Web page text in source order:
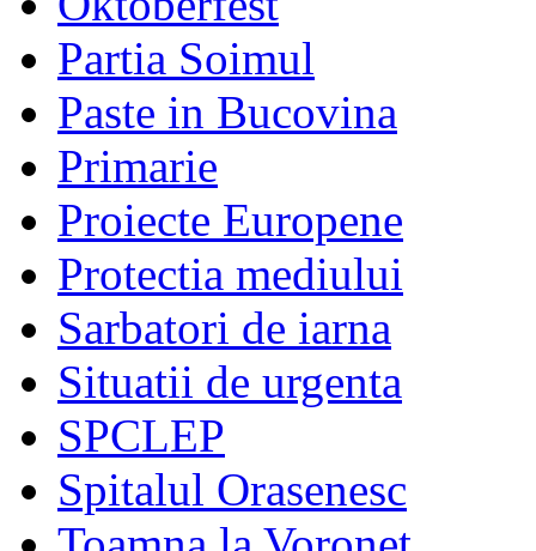
Partia Soimul
Paste in Bucovina
Primarie
Proiecte Europene
Protectia mediului
Sarbatori de iarna
Situatii de urgenta
SPCLEP
Spitalul Orasenesc